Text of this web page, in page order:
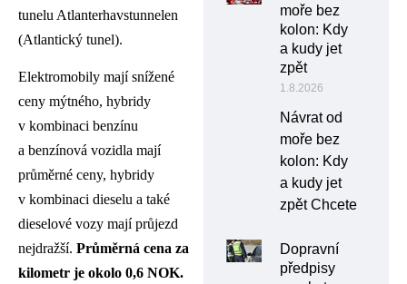
tunelu Atlanterhavstunnelen
(Atlantický tunel).
Elektromobily mají snížené
ceny mýtného, hybridy
v kombinaci benzínu
a benzínová vozidla mají
průměrné ceny, hybridy
v kombinaci dieselu a také
dieselové vozy mají průjezd
nejdražší. Průměrná cena za
kilometr je okolo 0,6 NOK.
moře bez
kolon: Kdy
a kudy jet
zpět
1.8.2026
Návrat od
moře bez
kolon: Kdy
a kudy jet
zpět Chcete
Dopravní
předpisy